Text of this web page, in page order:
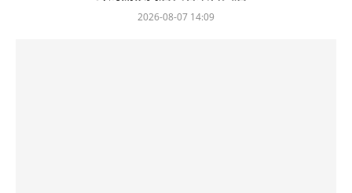
2026-08-07 14:09